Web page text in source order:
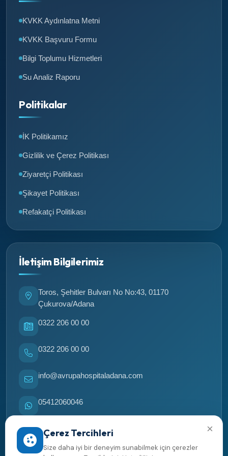
KVKK Aydınlatna Metni
KVKK Başvuru Formu
Bilgi Toplumu Hizmetleri
Su Analiz Raporu
Politikalar
İK Politikamız
Gizlilik ve Çerez Politikası
Ziyaretçi Politikası
Şikayet Politikası
Refakatçi Politikası
İletişim Bilgilerimiz
Toros, Şehitler Bulvarı No No:43, 01170
Çukurova/Adana
0322 206 00 00
0322 206 00 00
info@avrupahospitaladana.com
05412060046
05412060046 ×
Çerez Tercihleri
Size daha iyi bir deneyim sunabilmek için çerezler